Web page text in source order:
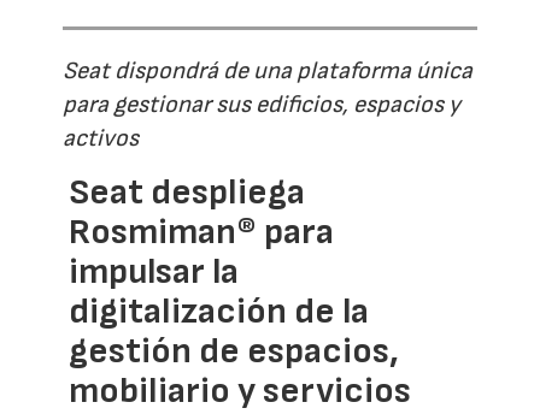
Seat dispondrá de una plataforma única
para gestionar sus edificios, espacios y
activos
Seat despliega
Rosmiman® para
impulsar la
digitalización de la
gestión de espacios,
mobiliario y servicios